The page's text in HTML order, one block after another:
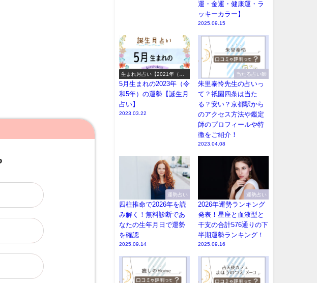
運・金運・健康運・ラ
ッキーカラー】
2025.09.15
生まれ月占い【2021年（令
和3年）の運勢】
5月生まれの2023年（令
和5年）の運勢【誕生月
占い】
2023.03.22
当たる占い師
朱里泰怜先生の占いっ
て？祇園四条は当た
る？安い？京都駅から
のアクセス方法や鑑定
師のプロフィールや特
徴をご紹介！
2023.04.08
運勢占い
四柱推命で2026年を読
み解く！無料診断であ
なたの生年月日で運勢
を確認
2025.09.14
運勢占い
2026年運勢ランキング
発表！星座と血液型と
干支の合計576通りの下
半期運勢ランキング！
2025.09.16